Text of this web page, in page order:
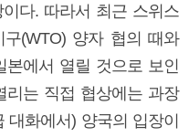
다. 따라서 최근 스위스
(WTO) 양자 협의 때와
에서 열릴 것으로 보인
리는 직접 협상에는 과장
대화에서) 양국의 입장이